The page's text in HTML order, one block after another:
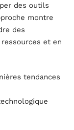
des outils
montre
des
et en
tendances